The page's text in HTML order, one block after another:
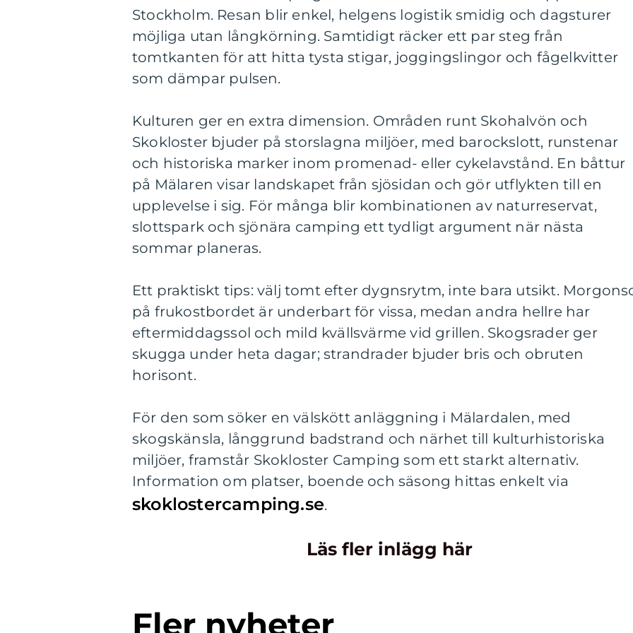
Stockholm. Resan blir enkel, helgens logistik smidig och dagsturer
möjliga utan långkörning. Samtidigt räcker ett par steg från
tomtkanten för att hitta tysta stigar, joggingslingor och fågelkvitter
som dämpar pulsen.
Kulturen ger en extra dimension. Områden runt Skohalvön och
Skokloster bjuder på storslagna miljöer, med barockslott, runstenar
och historiska marker inom promenad- eller cykelavstånd. En båttur
på Mälaren visar landskapet från sjösidan och gör utflykten till en
upplevelse i sig. För många blir kombinationen av naturreservat,
slottspark och sjönära camping ett tydligt argument när nästa
sommar planeras.
Ett praktiskt tips: välj tomt efter dygnsrytm, inte bara utsikt.
på frukostbordet är underbart för vissa, medan andra hellre har
eftermiddagssol och mild kvällsvärme vid grillen. Skogsrader ger
skugga under heta dagar; strandrader bjuder bris och obruten
horisont.
För den som söker en välskött anläggning i Mälardalen, med
skogskänsla, långgrund badstrand och närhet till kulturhistoriska
miljöer, framstår Skokloster Camping som ett starkt alternativ.
Information om platser, boende och säsong hittas enkelt via
skoklostercamping.se.
Läs fler inlägg här
Fler nyheter